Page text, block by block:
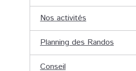
Nos activités
Planning des Randos
Conseil